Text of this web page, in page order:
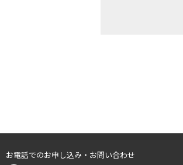
お電話でのお申し込み・お問い合わせ